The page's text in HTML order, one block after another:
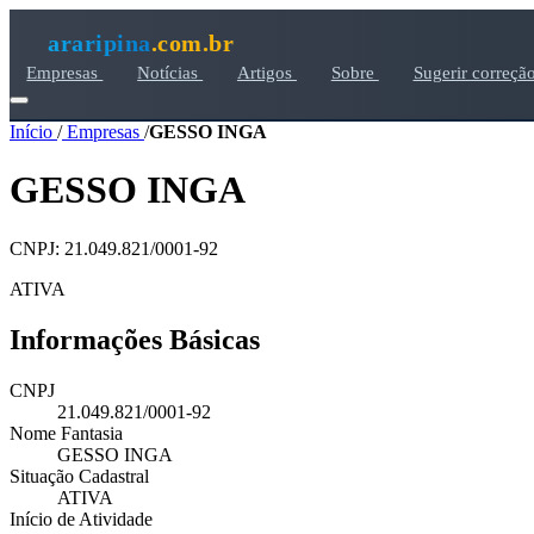
araripina.com.br
Empresas Notícias Artigos Sobre Sugerir
Início /Empresas /GESSO INGA
GESSO INGA
CNPJ: 21.049.821/0001-92
ATIVA
Informações Básicas
CNPJ
21.049.821/0001-92
Nome Fantasia
GESSO INGA
Situação Cadastral
ATIVA
Início de Atividade